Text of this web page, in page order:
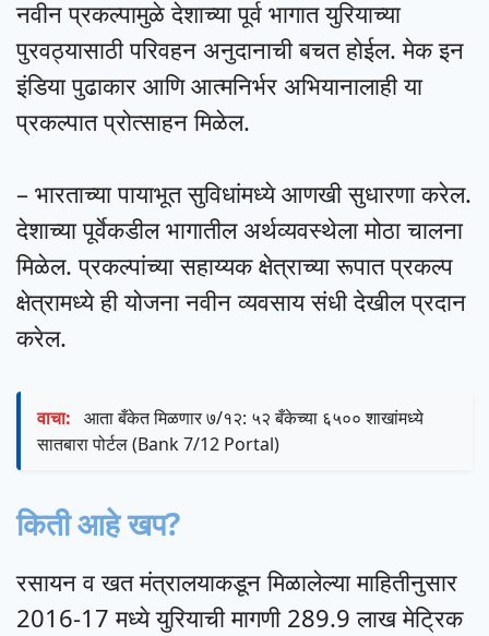
नवीन प्रकल्पामुळे देशाच्या पूर्व भागात युरियाच्या
पुरवठ्यासाठी परिवहन अनुदानाची बचत होईल. मेक इन
इंडिया पुढाकार आणि आत्मनिर्भर अभियानालाही या
प्रकल्पात प्रोत्साहन मिळेल.
– भारताच्या पायाभूत सुविधांमध्ये आणखी सुधारणा करेल.
देशाच्या पूर्वेकडील भागातील अर्थव्यवस्थेला मोठा चालना
मिळेल. प्रकल्पांच्या सहाय्यक क्षेत्राच्या रूपात प्रकल्प
क्षेत्रामध्ये ही योजना नवीन व्यवसाय संधी देखील प्रदान
करेल.
वाचा: आता बँकेत मिळणार ७/१२: ५२ बँकेच्या ६५०० शाखांमध्ये
सातबारा पोर्टल (Bank 7/12 Portal)
किती आहे खप?
रसायन व खत मंत्रालयाकडून मिळालेल्या माहितीनुसार
2016-17 मध्ये युरियाची मागणी 289.9 लाख मेट्रिक